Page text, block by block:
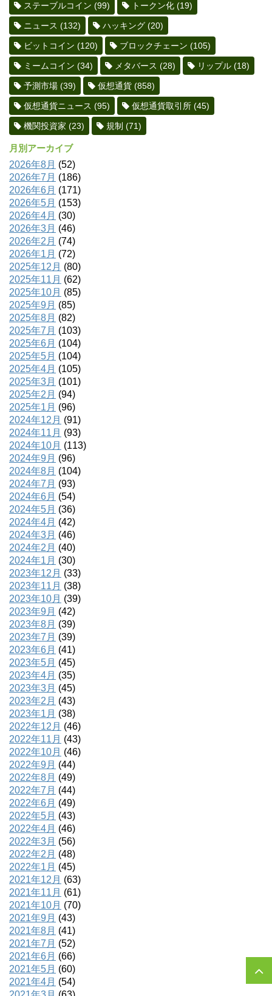
ステーブルコイン (99) トークン化 (19)
ニュース (132) ハッキング (20)
ビットコイン (120) ブロックチェーン (105)
ミームコイン (34) メタバース (28) リップル (18)
予測市場 (39) 仮想通貨 (858)
仮想通貨ニュース (95) 仮想通貨取引所 (45)
機関投資家 (23) 規制 (71)
月別アーカイブ
2026年8月 (52)
2026年7月 (186)
2026年6月 (171)
2026年5月 (153)
2026年4月 (30)
2026年3月 (46)
2026年2月 (74)
2026年1月 (72)
2025年12月 (80)
2025年11月 (62)
2025年10月 (85)
2025年9月 (85)
2025年8月 (82)
2025年7月 (103)
2025年6月 (104)
2025年5月 (104)
2025年4月 (105)
2025年3月 (101)
2025年2月 (94)
2025年1月 (96)
2024年12月 (91)
2024年11月 (93)
2024年10月 (113)
2024年9月 (96)
2024年8月 (104)
2024年7月 (93)
2024年6月 (54)
2024年5月 (36)
2024年4月 (42)
2024年3月 (46)
2024年2月 (40)
2024年1月 (30)
2023年12月 (33)
2023年11月 (38)
2023年10月 (39)
2023年9月 (42)
2023年8月 (39)
2023年7月 (39)
2023年6月 (41)
2023年5月 (45)
2023年4月 (35)
2023年3月 (45)
2023年2月 (43)
2023年1月 (38)
2022年12月 (46)
2022年11月 (43)
2022年10月 (46)
2022年9月 (44)
2022年8月 (49)
2022年7月 (44)
2022年6月 (49)
2022年5月 (43)
2022年4月 (46)
2022年3月 (56)
2022年2月 (48)
2022年1月 (45)
2021年12月 (63)
2021年11月 (61)
2021年10月 (70)
2021年9月 (43)
2021年8月 (41)
2021年7月 (52)
2021年6月 (66)
2021年5月 (60)
2021年4月 (54)